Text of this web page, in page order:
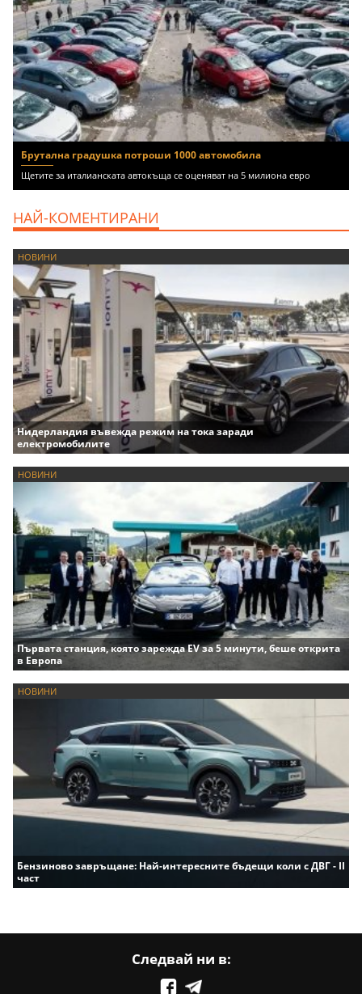
Брутална градушка потроши 1000 автомобила
Щетите за италианската автокъща се оценяват на 5 милиона евро
НАЙ-КОМЕНТИРАНИ
НОВИНИ
Нидерландия въвежда режим на тока заради
електромобилите
НОВИНИ
Първата станция, която зарежда EV за 5 минути, беше открита
в Европа
НОВИНИ
Бензиново завръщане: Най-интересните бъдещи коли с ДВГ - II
част
Следвай ни в: